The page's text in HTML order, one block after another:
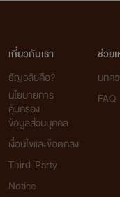
เกี่ยวกับเรา
ธัญวลัยคือ?
นโยบายการ
คุ้มครอง
ข้อมูลส่วนบุคคล
เงื่อนไขและข้อตกลง
Third-Party
Notice
ช่วย
บทค
FAQ